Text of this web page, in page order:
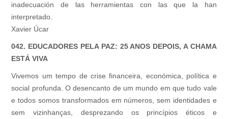
inadecuación de las herramientas con las que la han
interpretado.
Xavier Úcar
042. EDUCADORES PELA PAZ: 25 ANOS DEPOIS, A CHAMA
ESTÁ VIVA
Vivemos um tempo de crise financeira, económica, política e
social profunda. O desencanto de um mundo em que tudo vale
e todos somos transformados em números, sem identidades e
sem vizinhanças, desprezando os princípios éticos e